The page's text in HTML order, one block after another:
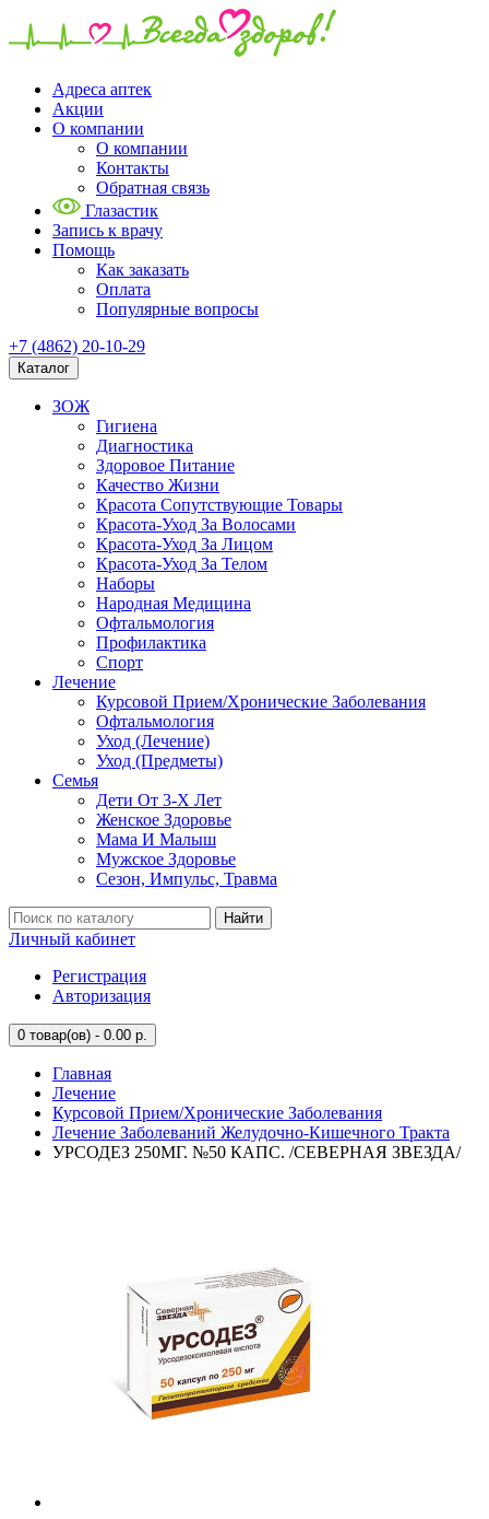
Адреса аптек
Акции
О компании
О компании
Контакты
Обратная связь
Глазастик
Запись к врачу
Помощь
Как заказать
Оплата
Популярные вопросы
+7 (4862) 20-10-29
Каталог
ЗОЖ
Гигиена
Диагностика
Здоровое Питание
Качество Жизни
Красота Сопутствующие Товары
Красота-Уход За Волосами
Красота-Уход За Лицом
Красота-Уход За Телом
Наборы
Народная Медицина
Офтальмология
Профилактика
Спорт
Лечение
Курсовой Прием/Хронические Заболевания
Офтальмология
Уход (Лечение)
Уход (Предметы)
Семья
Дети От 3-Х Лет
Женское Здоровье
Мама И Малыш
Мужское Здоровье
Сезон, Импульс, Травма
Найти
Личный кабинет
Регистрация
Авторизация
0 товар(ов) - 0.00 р.
Главная
Лечение
Курсовой Прием/Хронические Заболевания
Лечение Заболеваний Желудочно-Кишечного Тракта
УРСОДЕЗ 250МГ. №50 КАПС. /СЕВЕРНАЯ ЗВЕЗДА/